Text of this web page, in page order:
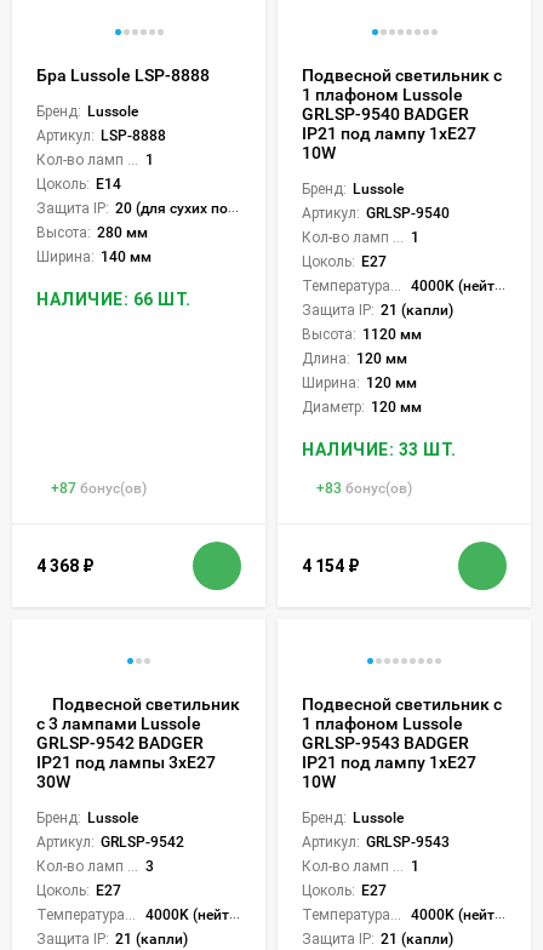
Бра Lussole LSP-8888
Бренд: Lussole
Артикул: LSP-8888
Кол-во ламп или LED: 1
Цоколь: E14
Защита IP: 20 (для сухих пом.)
Высота: 280 мм
Ширина: 140 мм
НАЛИЧИЕ: 66 ШТ.
+87 бонус(ов)
4 368 ₽
Подвесной светильник с
1 плафоном Lussole
GRLSP-9540 BADGER
IP21 под лампу 1xE27
10W
Бренд: Lussole
Артикул: GRLSP-9540
Кол-во ламп или LED: 1
Цоколь: E27
Температура света:
4000K (нейтральный)
Защита IP: 21 (капли)
Высота: 1120 мм
Длина: 120 мм
Ширина: 120 мм
Диаметр: 120 мм
НАЛИЧИЕ: 33 ШТ.
+83 бонус(ов)
4 154 ₽
Подвесной светильник
с 3 лампами Lussole
GRLSP-9542 BADGER
IP21 под лампы 3xE27
30W
Бренд: Lussole
Артикул: GRLSP-9542
Кол-во ламп или LED: 3
Цоколь: E27
Температура света:
4000K (нейтральный)
Защита IP: 21 (капли)
Подвесной светильник с
1 плафоном Lussole
GRLSP-9543 BADGER
IP21 под лампу 1xE27
10W
Бренд: Lussole
Артикул: GRLSP-9543
Кол-во ламп или LED: 1
Цоколь: E27
Температура света:
4000K (нейтральный)
Защита IP: 21 (капли)